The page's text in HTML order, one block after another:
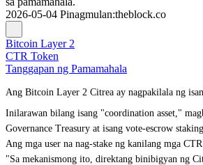
2026-05-04 Pinagmulan:theblock.co
Bitcoin Layer 2
CTR Token
Tanggapan ng Pamamahala
Ang Bitcoin Layer 2 Citrea ay nagpakilala ng
Inilarawan bilang isang "coordination asset,"
Governance Treasury at isang vote-escrow
Ang mga user na nag-stake ng kanilang mga
"Sa mekanismong ito, direktang binibigyan ng